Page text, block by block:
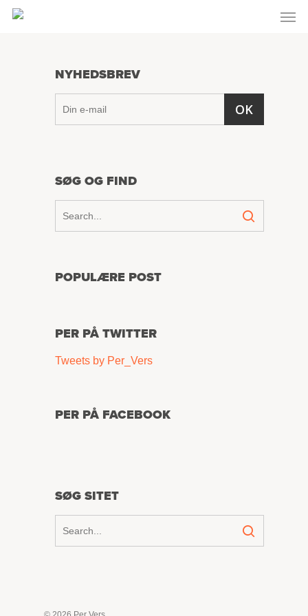
Skip
NYHEDSBREV
SØG OG FIND
POPULÆRE POST
PER PÅ TWITTER
Tweets by Per_Vers
PER PÅ FACEBOOK
SØG SITET